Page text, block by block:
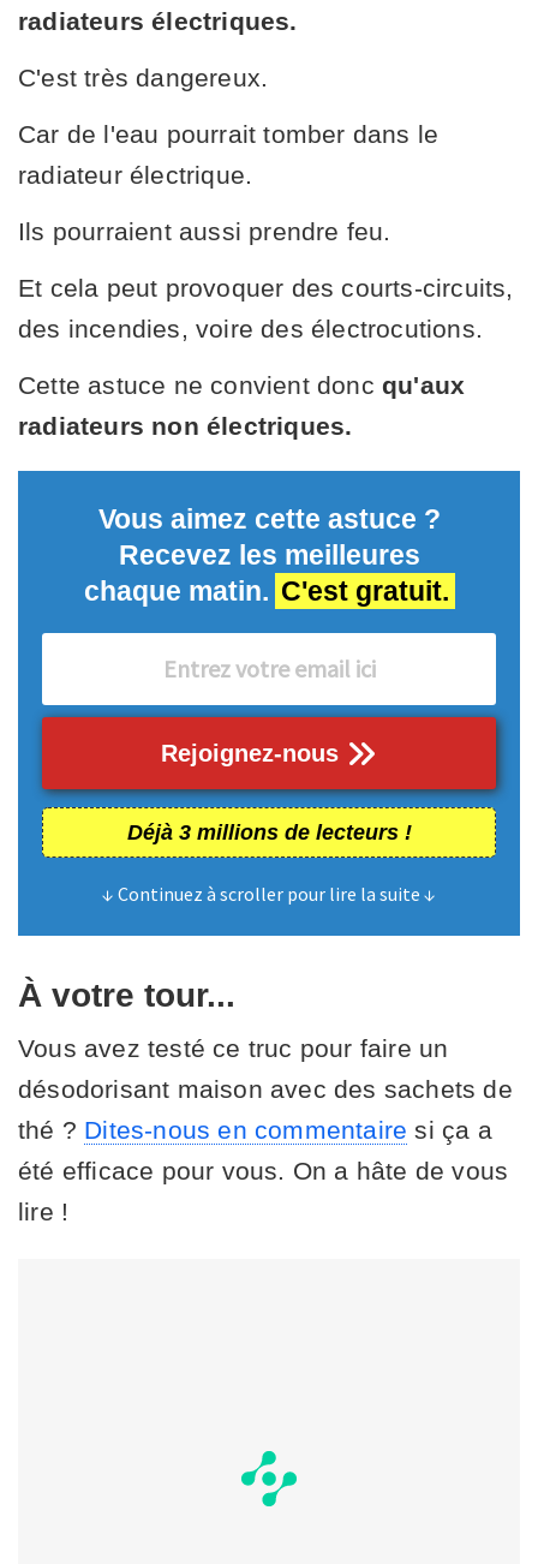
radiateurs électriques.
C'est très dangereux.
Car de l'eau pourrait tomber dans le
radiateur électrique.
Ils pourraient aussi prendre feu.
Et cela peut provoquer des courts-circuits,
des incendies, voire des électrocutions.
Cette astuce ne convient donc qu'aux
radiateurs non électriques.
Vous aimez cette astuce ?
Recevez les meilleures
chaque matin. C'est gratuit.
Rejoignez-nous
Déjà 3 millions de lecteurs !
↓ Continuez à scroller pour lire la suite ↓
À votre tour...
Vous avez testé ce truc pour faire un
désodorisant maison avec des sachets de
thé ? Dites-nous en commentaire si ça a
été efficace pour vous. On a hâte de vous
lire !